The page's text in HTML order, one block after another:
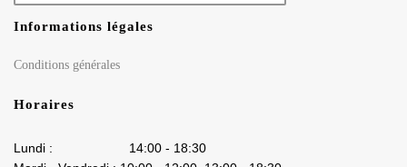
Informations légales
Conditions générales
Horaires
Lundi : 14:00 - 18:30